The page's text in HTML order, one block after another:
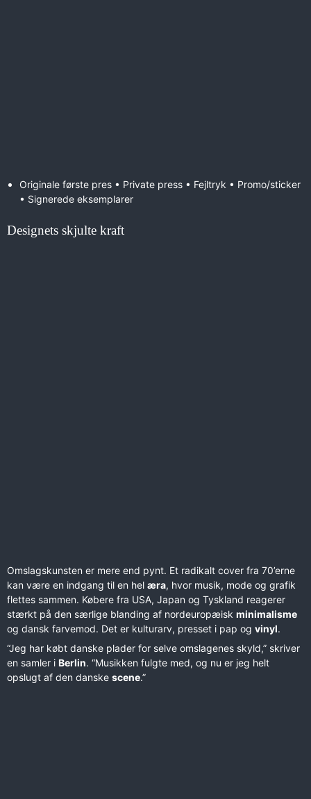
Originale første pres • Private press • Fejltryk • Promo/sticker
• Signerede eksemplarer
Designets skjulte kraft
Omslagskunsten er mere end pynt. Et radikalt cover fra 70’erne
kan være en indgang til en hel æra, hvor musik, mode og grafik
flettes sammen. Købere fra USA, Japan og Tyskland reagerer
stærkt på den særlige blanding af nordeuropæisk minimalisme
og dansk farvemod. Det er kulturarv, presset i pap og vinyl.
“Jeg har købt danske plader for selve omslagenes skyld,” skriver
en samler i Berlin. “Musikken fulgte med, og nu er jeg helt
opslugt af den danske scene.”